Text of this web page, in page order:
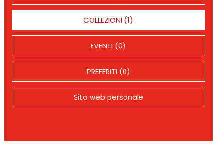
COLLEZIONI (1)
EVENTI (0)
PREFERITI (0)
Sito web personale